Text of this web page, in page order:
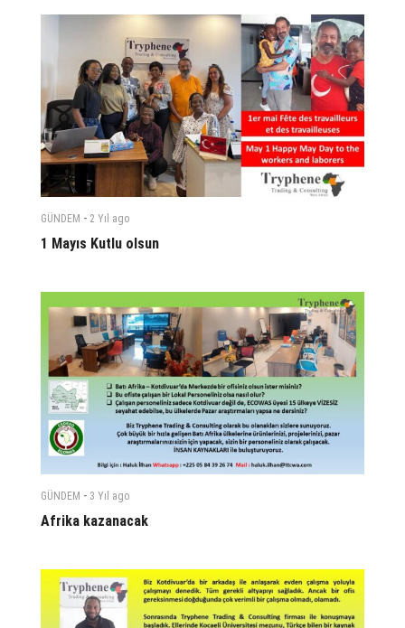
GÜNDEM - 2 Yıl ago
1 Mayıs Kutlu olsun
GÜNDEM - 3 Yıl ago
Afrika kazanacak